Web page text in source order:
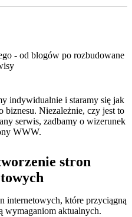
- od blogów po rozbudowane
indywidualnie i staramy się jak
biznesu. Niezależnie, czy jest to
serwis, zadbamy o wizerunek
WWW.
stron
internetowych, które przyciągną
wymaganiom aktualnych.